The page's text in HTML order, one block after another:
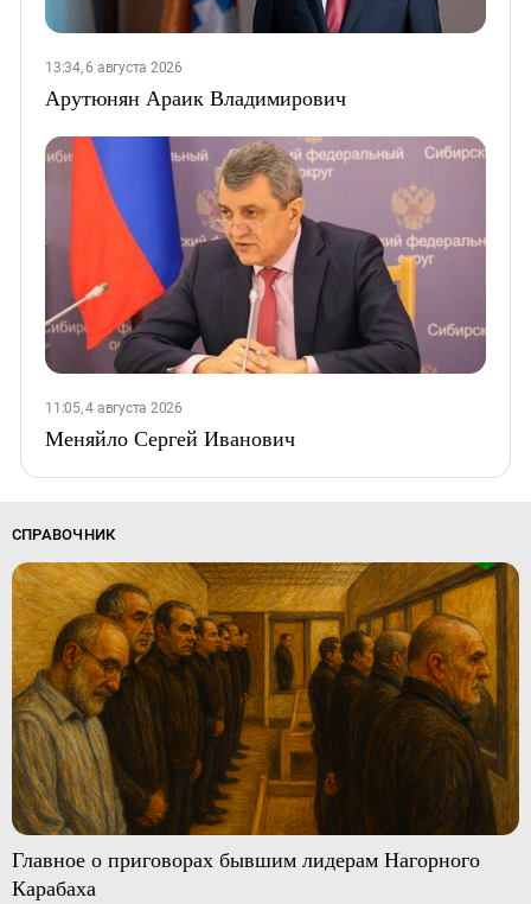
13:34, 6 августа 2026
Арутюнян Араик Владимирович
11:05, 4 августа 2026
Меняйло Сергей Иванович
СПРАВОЧНИК
Главное о приговорах бывшим лидерам Нагорного
Карабаха